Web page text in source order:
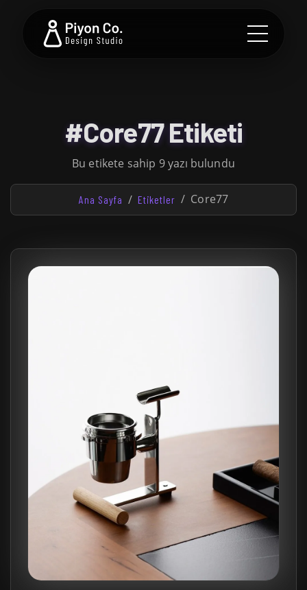
#Core77 Etiketi
Bu etikete sahip 9 yazı bulundu
Ana Sayfa Etiketler Core77